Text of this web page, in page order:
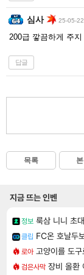
심사 25-05-
200급 깧끔하게 주
답글
목록
지금 뜨는 인벤
정보 룩삼 니니 초
클립 FC온 호날두
로아 고양이를 도
검은사막 장비 올환